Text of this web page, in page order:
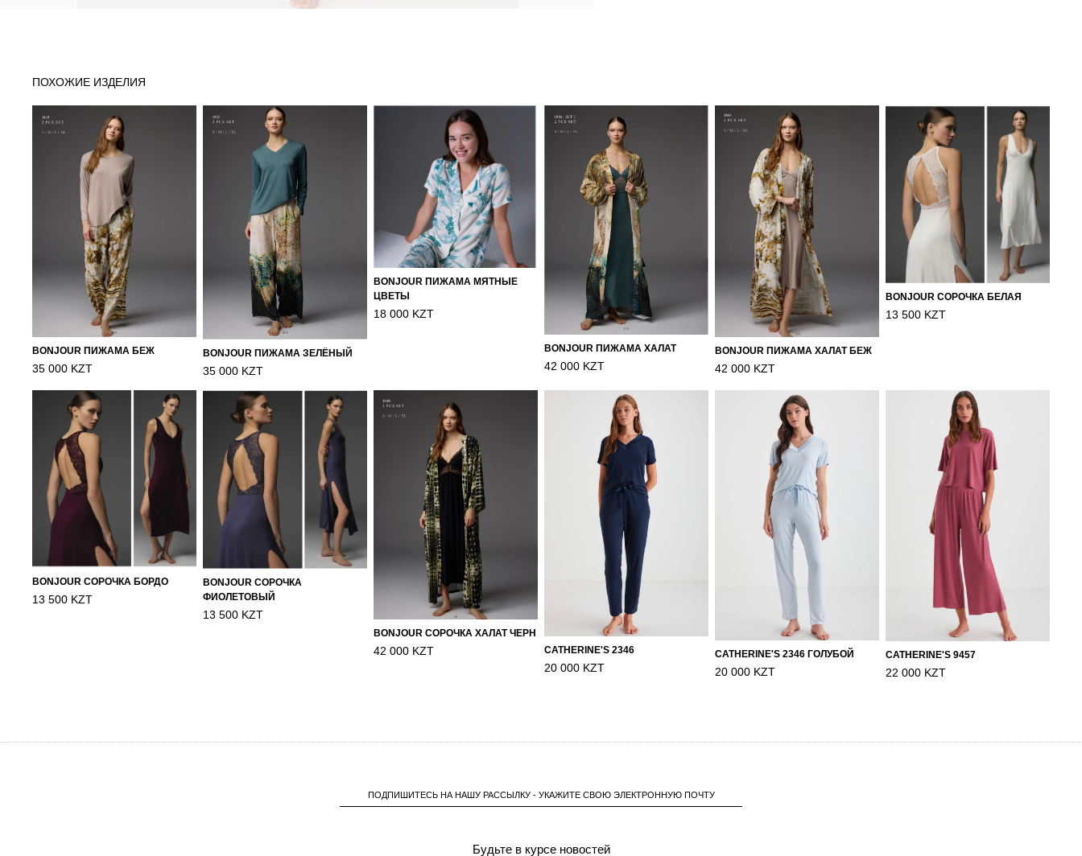
ПОХОЖИЕ ИЗДЕЛИЯ
BONJOUR ПИЖАМА БЕЖ
35 000 KZT
BONJOUR ПИЖАМА ЗЕЛЁНЫЙ
35 000 KZT
BONJOUR ПИЖАМА МЯТНЫЕ
ЦВЕТЫ
18 000 KZT
BONJOUR ПИЖАМА ХАЛАТ
42 000 KZT
BONJOUR ПИЖАМА ХАЛАТ БЕЖ
42 000 KZT
BONJOUR СОРОЧКА БЕЛАЯ
13 500 KZT
BONJOUR СОРОЧКА БОРДО
13 500 KZT
BONJOUR СОРОЧКА
ФИОЛЕТОВЫЙ
13 500 KZT
BONJOUR СОРОЧКА ХАЛАТ ЧЕРН
42 000 KZT CATHERINE'S 2346
20 000 KZT
CATHERINE'S 2346 ГОЛУБОЙ
20 000 KZT
CATHERINE'S 9457
22 000 KZT
ПОДПИШИТЕСЬ НА НАШУ РАССЫЛКУ - УКАЖИТЕ СВОЮ ЭЛЕКТРОННУЮ ПОЧТУ
Будьте в курсе новостей